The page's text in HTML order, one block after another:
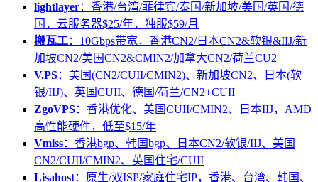
lightlayer：香港/台湾/菲律宾/泰国/新加坡/美国/英国/德
国，云服务器$25/年，独服$59/月
搬瓦工：10Gbps带宽，香港CN2/日本CN2&软银&IIJ/新
加坡CN2/美国CN2&CMIN2/加拿大CN2/荷兰CU2
V.PS：美国(CN2/CUII/CMIN2)、新加坡CN2、日本(软
银/IIJ)、英国CUII、德国/荷兰/CN2+CUII
ZgoVPS：香港优化、美国CUII/CMIN2、日本IIJ，AMD
高性能硬件，低至$15/年
Vmiss：香港bgp、韩国bgp、日本CN2/软银/IIJ、美国
CN2/CUII/CMIN2、英国住宅/CUII
Lisahost：原生/双ISP/家庭住宅IP，香港、台湾、韩国、